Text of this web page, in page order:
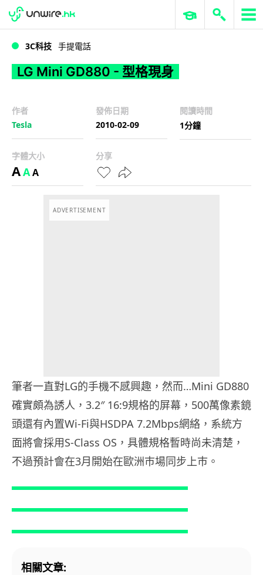
LG Mini GD880 - 型格現身
WWDC 2026 ERP 與商業 AI
3C科技 手提電話
LG Mini GD880 - 型格現身
作者
Tesla
發佈日期
2010-02-09
閱讀時間
1分鐘
字體大小
AAA
分享
ADVERTISEMENT
筆者一直對LG的手機不感興趣，然而…Mini GD880
確實頗為誘人，3.2″ 16:9規格的屏幕，500萬像素鏡
頭還有內置Wi-Fi與HSDPA 7.2Mbps網絡，系統方
面將會採用S-Class OS，具體規格暫時尚未清楚，
不過預計會在3月開始在歐洲巿場同步上巿。
相關文章: